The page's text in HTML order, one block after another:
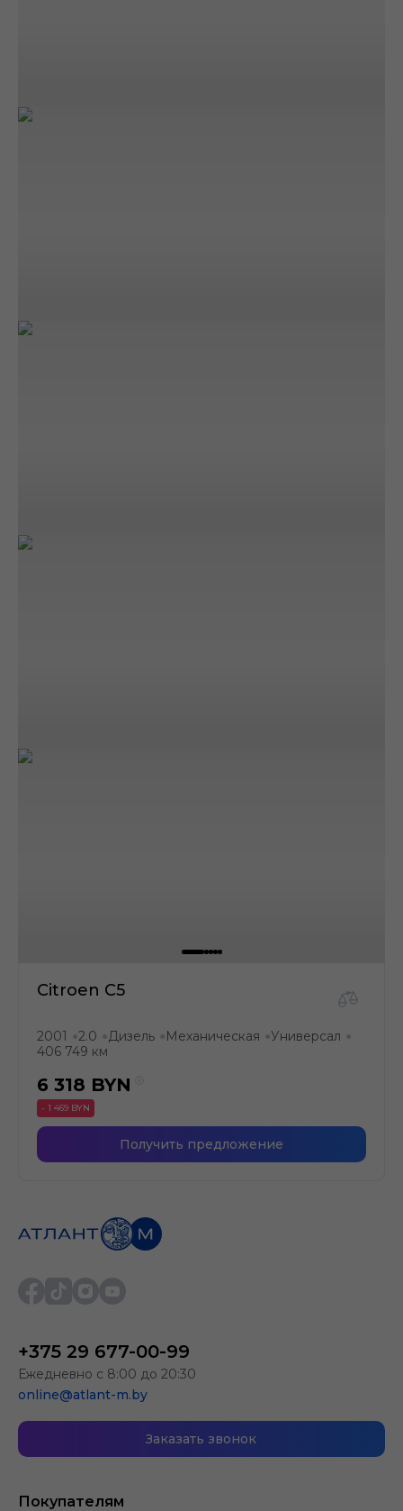
Citroen C5
2001 ●2.0 ●Дизель ● Механическая ●Универсал ●
406 749 км
6 318 BYN
- 1 469 BYN
Получить предложение
Покупателям
+375 29 677-00-99
Ежедневно с 8:00 до 20:30
online@atlant-m.by
Заказать звонок